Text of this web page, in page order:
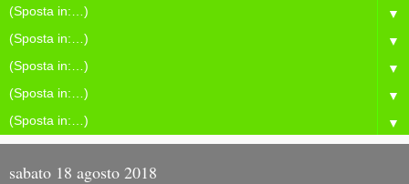
▼
▼
▼
▼
▼
sabato 18 agosto 2018